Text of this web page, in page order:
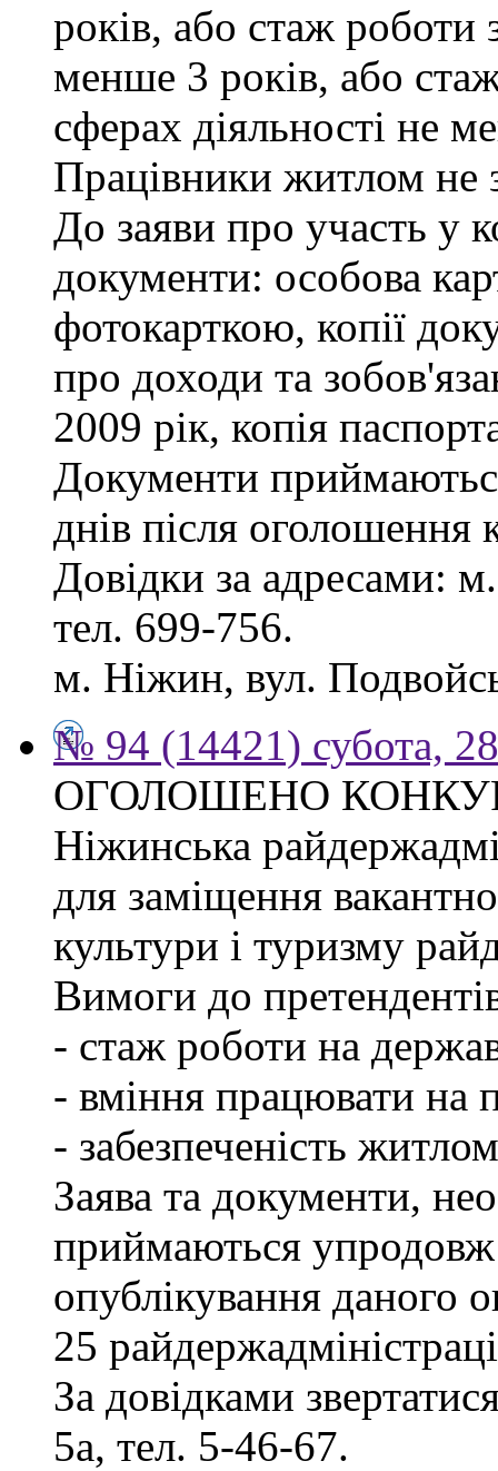
років, або стаж
менше 3 років, або
сферах діяльності не
Працівники житлом не
До заяви про участь у
документи: особова
фотокарткою, копії
про доходи та
2009 рік, копія
Документи
днів після оголошення
Довідки за адресами:
тел. 699-756.
м. Ніжин, вул.
№ 94 (14421) субота,
ОГОЛОШЕНО
Ніжинська
для заміщення
культури і туризму
Вимоги до
- стаж роботи на
- вміння працювати на
- забезпеченість
Заява та документи,
приймаються упродовж
опублікування даного
25
За довідками
5а, тел. 5-46-67.